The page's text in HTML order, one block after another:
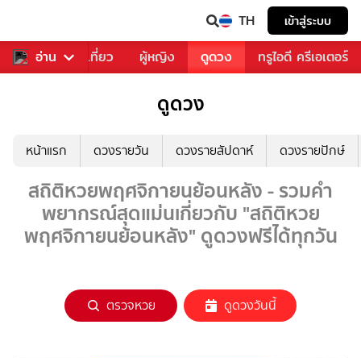
TH เข้าสู่ระบบ
อ่าน
อาหาร ท่องเที่ยว ผู้หญิง ดูดวง ทรูไอดี ครีเอเตอร์
ดูดวง
หน้าแรก ดวงรายวัน ดวงรายสัปดาห์ ดวงรายปักษ์
สถิติหวยพฤศจิกายนย้อนหลัง - รวมคำ
พยากรณ์สุดแม่นเกี่ยวกับ "สถิติหวย
พฤศจิกายนย้อนหลัง" ดูดวงฟรีได้ทุกวัน
ตรวจหวย ดูดวงวันนี้